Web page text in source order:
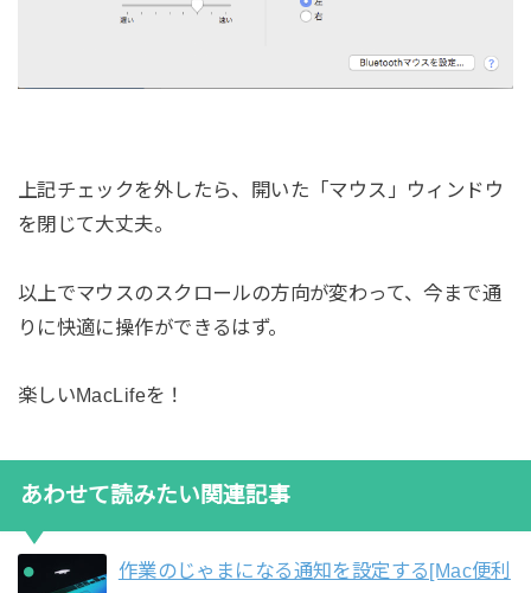
上記チェックを外したら、開いた「マウス」ウィンドウ
を閉じて大丈夫。
以上でマウスのスクロールの方向が変わって、今まで通
りに快適に操作ができるはず。
楽しいMacLifeを！
あわせて読みたい関連記事
作業のじゃまになる通知を設定する[Mac便利